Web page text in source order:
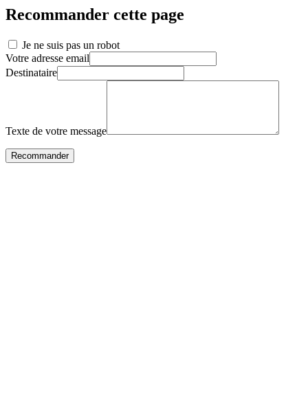
Recommander cette page
Je ne suis pas un robot
Votre adresse email
Destinataire
Texte de votre message